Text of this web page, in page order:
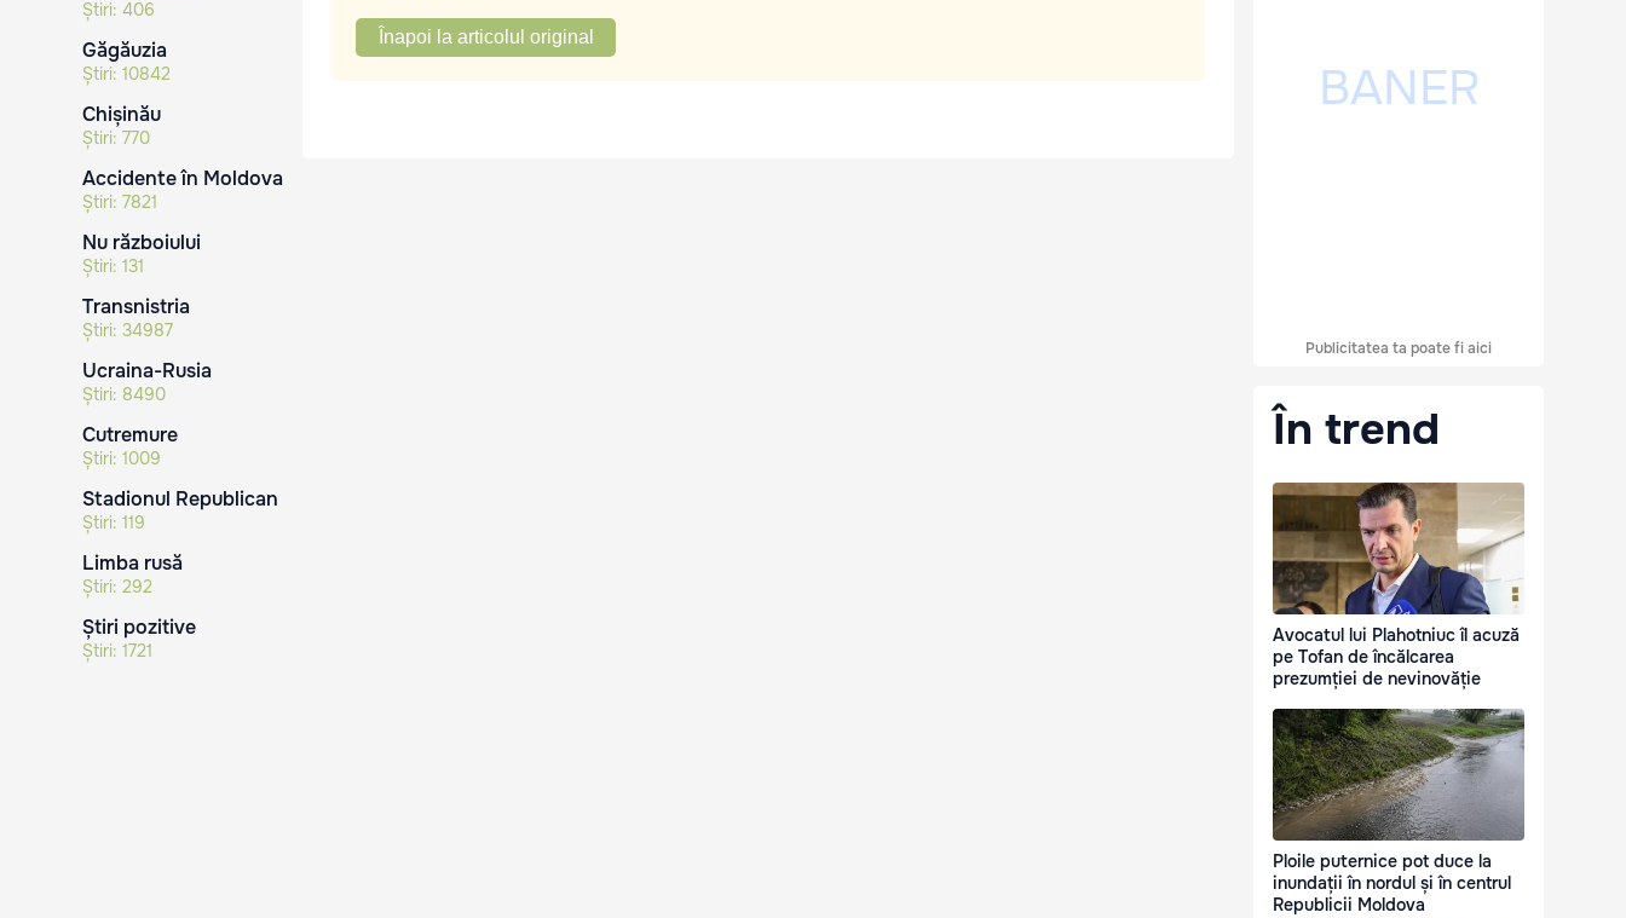
Știri: 406
Găgăuzia
Știri: 10842
Chișinău
Știri: 770
Accidente în Moldova
Știri: 7821
Nu războiului
Știri: 131
Transnistria
Știri: 34987
Ucraina-Rusia
Știri: 8490
Cutremure
Știri: 1009
Stadionul Republican
Știri: 119
Limba rusă
Știri: 292
Știri pozitive
Știri: 1721
Înapoi la articolul original
Publicitatea ta poate fi aici
În trend
Avocatul lui Plahotniuc îl acuză
pe Tofan de încălcarea
prezumției de nevinovăție
Ploile puternice pot duce la
inundații în nordul și în centrul
Republicii Moldova